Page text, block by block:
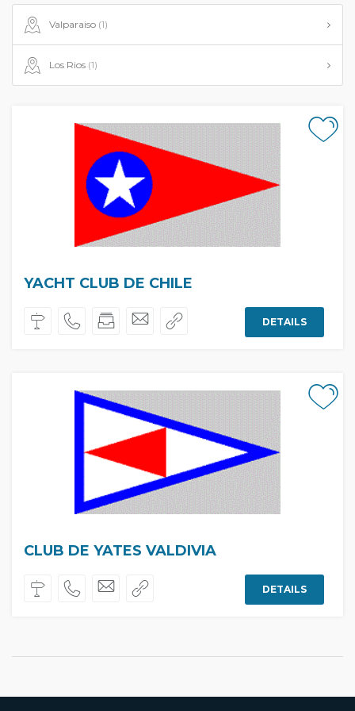
Valparaiso (1)
Los Rios (1)
YACHT CLUB DE CHILE
DETAILS
CLUB DE YATES VALDIVIA
DETAILS